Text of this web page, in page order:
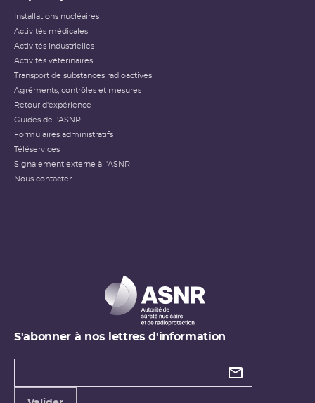
Installations nucléaires
Activités médicales
Activités industrielles
Activités vétérinaires
Transport de substances radioactives
Agréments, contrôles et mesures
Retour d'expérience
Guides de l'ASNR
Formulaires administratifs
Téléservices
Signalement externe à l'ASNR
Nous contacter
S'abonner à nos lettres d'information
Types de